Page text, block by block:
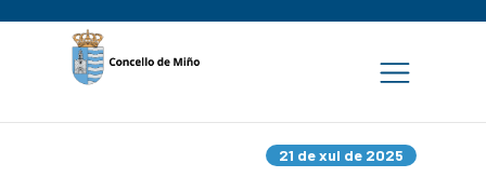
21 de xul de 2025